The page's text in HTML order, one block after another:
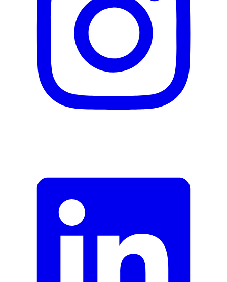
Lieferumfang
Hitzebeständige Aufbewahrungstasche
Fehler melden
Beschreibung